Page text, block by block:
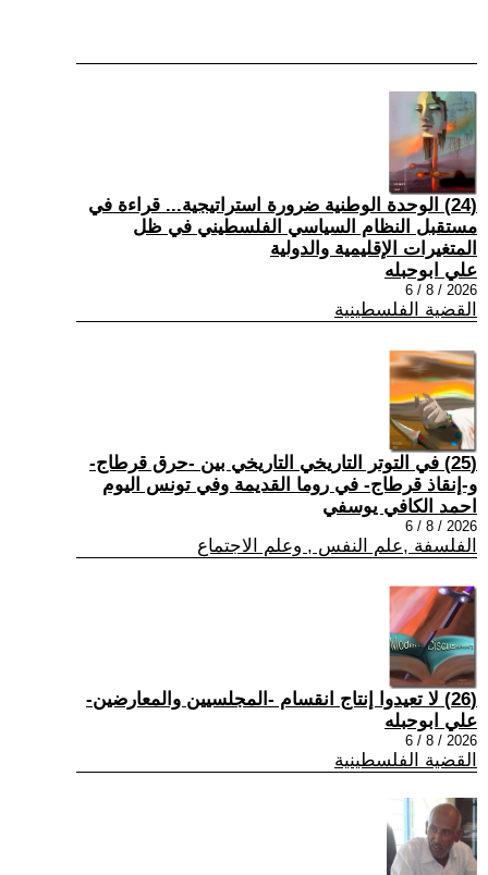
(24) الوحدة الوطنية ضرورة استراتيجية... قراءة في
مستقبل النظام السياسي الفلسطيني في ظل
المتغيرات الإقليمية والدولية
علي ابوحبله
2026 / 8 / 6
القضية الفلسطينية
(25) في التوتر التاريخي التاريخي بين -حرق قرطاج-
و-إنقاذ قرطاج- في روما القديمة وفي تونس اليوم
احمد الكافي يوسفي
2026 / 8 / 6
الفلسفة ,علم النفس , وعلم الاجتماع
(26) لا تعيدوا إنتاج انقسام -المجلسيين والمعارضين-
علي ابوحبله
2026 / 8 / 6
القضية الفلسطينية